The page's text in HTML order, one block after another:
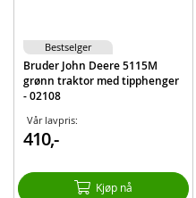
Produktdetaljer
Modell
EAN
Merke
Bruder John Deere 5115M
grønn traktor med tipphenger
- 02108
Vår lavpris:
410,-
Kjøp nå
Bestselger